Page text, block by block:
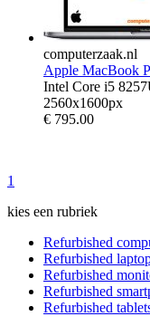
computerzaak.nl
Apple MacBook
Intel Core i5
2560x1600px
€ 795.00
1
kies een rubriek
Refurbished
Refurbished
Refurbished
Refurbished
Refurbished